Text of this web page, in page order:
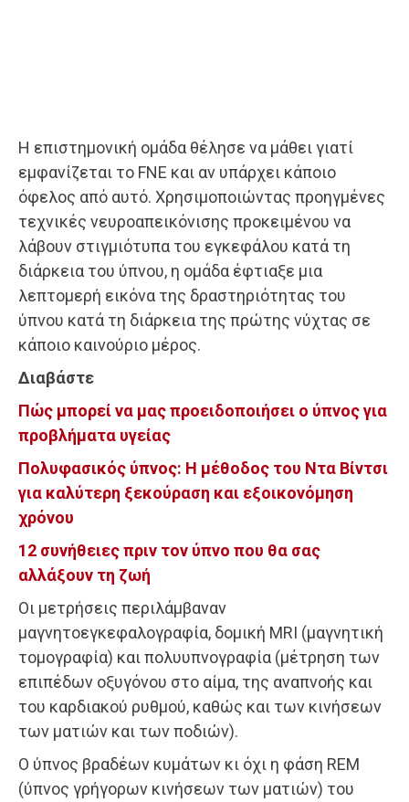
Η επιστημονική ομάδα θέλησε να μάθει γιατί
εμφανίζεται το FNE και αν υπάρχει κάποιο
όφελος από αυτό. Χρησιμοποιώντας προηγμένες
τεχνικές νευροαπεικόνισης προκειμένου να
λάβουν στιγμιότυπα του εγκεφάλου κατά τη
διάρκεια του ύπνου, η ομάδα έφτιαξε μια
λεπτομερή εικόνα της δραστηριότητας του
ύπνου κατά τη διάρκεια της πρώτης νύχτας σε
κάποιο καινούριο μέρος.
Διαβάστε
Πώς μπορεί να μας προειδοποιήσει ο ύπνος για
προβλήματα υγείας
Πολυφασικός ύπνος: Η μέθοδος του Ντα Βίντσι
για καλύτερη ξεκούραση και εξοικονόμηση
χρόνου
12 συνήθειες πριν τον ύπνο που θα σας
αλλάξουν τη ζωή
Οι μετρήσεις περιλάμβαναν
μαγνητοεγκεφαλογραφία, δομική MRI (μαγνητική
τομογραφία) και πολυυπνογραφία (μέτρηση των
επιπέδων οξυγόνου στο αίμα, της αναπνοής και
του καρδιακού ρυθμού, καθώς και των κινήσεων
των ματιών και των ποδιών).
Ο ύπνος βραδέων κυμάτων κι όχι η φάση REM
(ύπνος γρήγορων κινήσεων των ματιών) του